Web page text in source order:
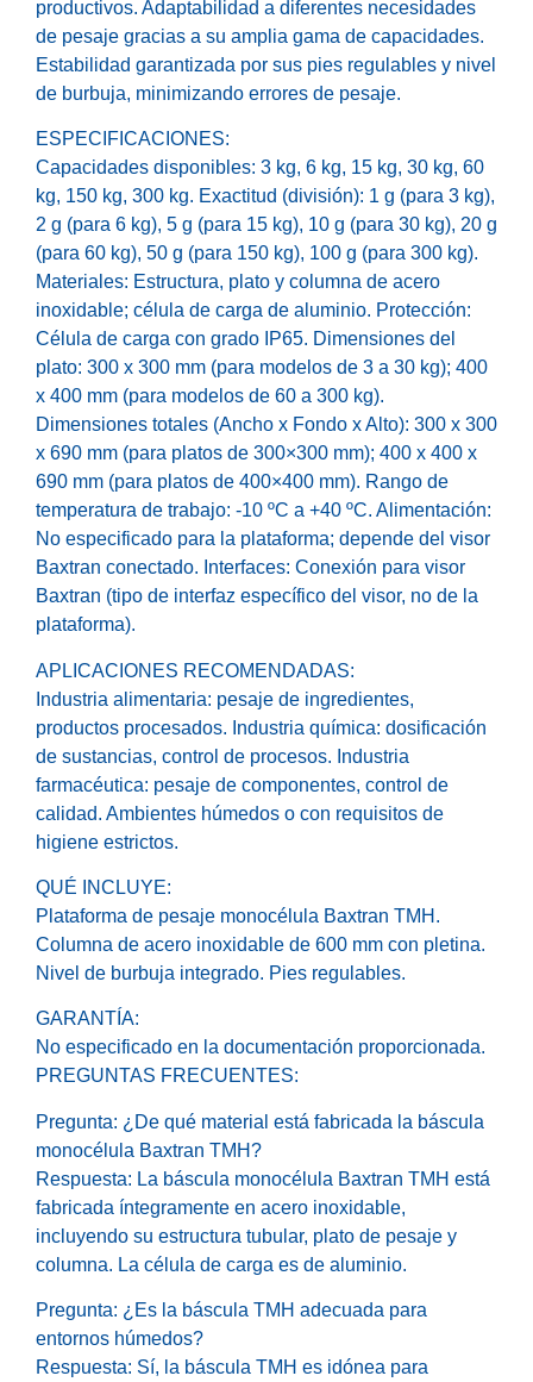
productivos. Adaptabilidad a diferentes necesidades
de pesaje gracias a su amplia gama de capacidades.
Estabilidad garantizada por sus pies regulables y nivel
de burbuja, minimizando errores de pesaje.
ESPECIFICACIONES:
Capacidades disponibles: 3 kg, 6 kg, 15 kg, 30 kg, 60
kg, 150 kg, 300 kg. Exactitud (división): 1 g (para 3 kg),
2 g (para 6 kg), 5 g (para 15 kg), 10 g (para 30 kg), 20 g
(para 60 kg), 50 g (para 150 kg), 100 g (para 300 kg).
Materiales: Estructura, plato y columna de acero
inoxidable; célula de carga de aluminio. Protección:
Célula de carga con grado IP65. Dimensiones del
plato: 300 x 300 mm (para modelos de 3 a 30 kg); 400
x 400 mm (para modelos de 60 a 300 kg).
Dimensiones totales (Ancho x Fondo x Alto): 300 x 300
x 690 mm (para platos de 300×300 mm); 400 x 400 x
690 mm (para platos de 400×400 mm). Rango de
temperatura de trabajo: -10 ºC a +40 ºC. Alimentación:
No especificado para la plataforma; depende del visor
Baxtran conectado. Interfaces: Conexión para visor
Baxtran (tipo de interfaz específico del visor, no de la
plataforma).
APLICACIONES RECOMENDADAS:
Industria alimentaria: pesaje de ingredientes,
productos procesados. Industria química: dosificación
de sustancias, control de procesos. Industria
farmacéutica: pesaje de componentes, control de
calidad. Ambientes húmedos o con requisitos de
higiene estrictos.
QUÉ INCLUYE:
Plataforma de pesaje monocélula Baxtran TMH.
Columna de acero inoxidable de 600 mm con pletina.
Nivel de burbuja integrado. Pies regulables.
GARANTÍA:
No especificado en la documentación proporcionada.
PREGUNTAS FRECUENTES:
Pregunta: ¿De qué material está fabricada la báscula
monocélula Baxtran TMH?
Respuesta: La báscula monocélula Baxtran TMH está
fabricada íntegramente en acero inoxidable,
incluyendo su estructura tubular, plato de pesaje y
columna. La célula de carga es de aluminio.
Pregunta: ¿Es la báscula TMH adecuada para
entornos húmedos?
Respuesta: Sí, la báscula TMH es idónea para